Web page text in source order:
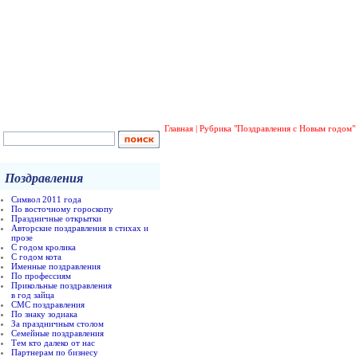
Поздравления
Символ 2011 года
По восточному гороскопу
Праздничные открытки
Авторские поздравления в стихах и
прозе
С годом кролика
С годом кота
Именные поздравления
По профессиям
Прикольные поздравления
в год зайца
СМС поздравления
По знаку зодиака
За праздничным столом
Семейные поздравления
Тем кто далеко от нас
Партнерам по бизнесу
Главная | Рубрика "Поздравления с Новым годом"